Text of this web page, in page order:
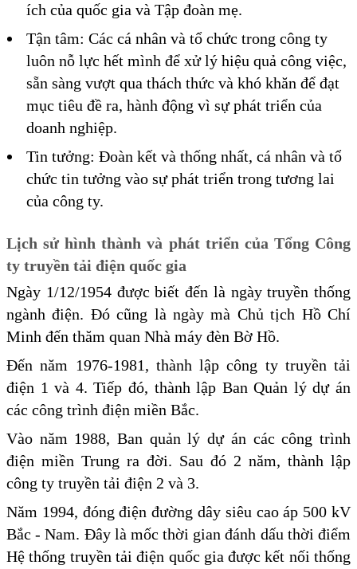
ích của quốc gia và Tập đoàn mẹ.
Tận tâm: Các cá nhân và tổ chức trong công ty
luôn nỗ lực hết mình để xử lý hiệu quả công việc,
sẵn sàng vượt qua thách thức và khó khăn để đạt
mục tiêu đề ra, hành động vì sự phát triển của
doanh nghiệp.
Tin tưởng: Đoàn kết và thống nhất, cá nhân và tổ
chức tin tưởng vào sự phát triển trong tương lai
của công ty.
Lịch sử hình thành và phát triển của Tổng Công
ty truyền tải điện quốc gia
Ngày 1/12/1954 được biết đến là ngày truyền thống
ngành điện. Đó cũng là ngày mà Chủ tịch Hồ Chí
Minh đến thăm quan Nhà máy đèn Bờ Hồ.
Đến năm 1976-1981, thành lập công ty truyền tải
điện 1 và 4. Tiếp đó, thành lập Ban Quản lý dự án
các công trình điện miền Bắc.
Vào năm 1988, Ban quản lý dự án các công trình
điện miền Trung ra đời. Sau đó 2 năm, thành lập
công ty truyền tải điện 2 và 3.
Năm 1994, đóng điện đường dây siêu cao áp 500 kV
Bắc - Nam. Đây là mốc thời gian đánh dấu thời điểm
Hệ thống truyền tải điện quốc gia được kết nối thống